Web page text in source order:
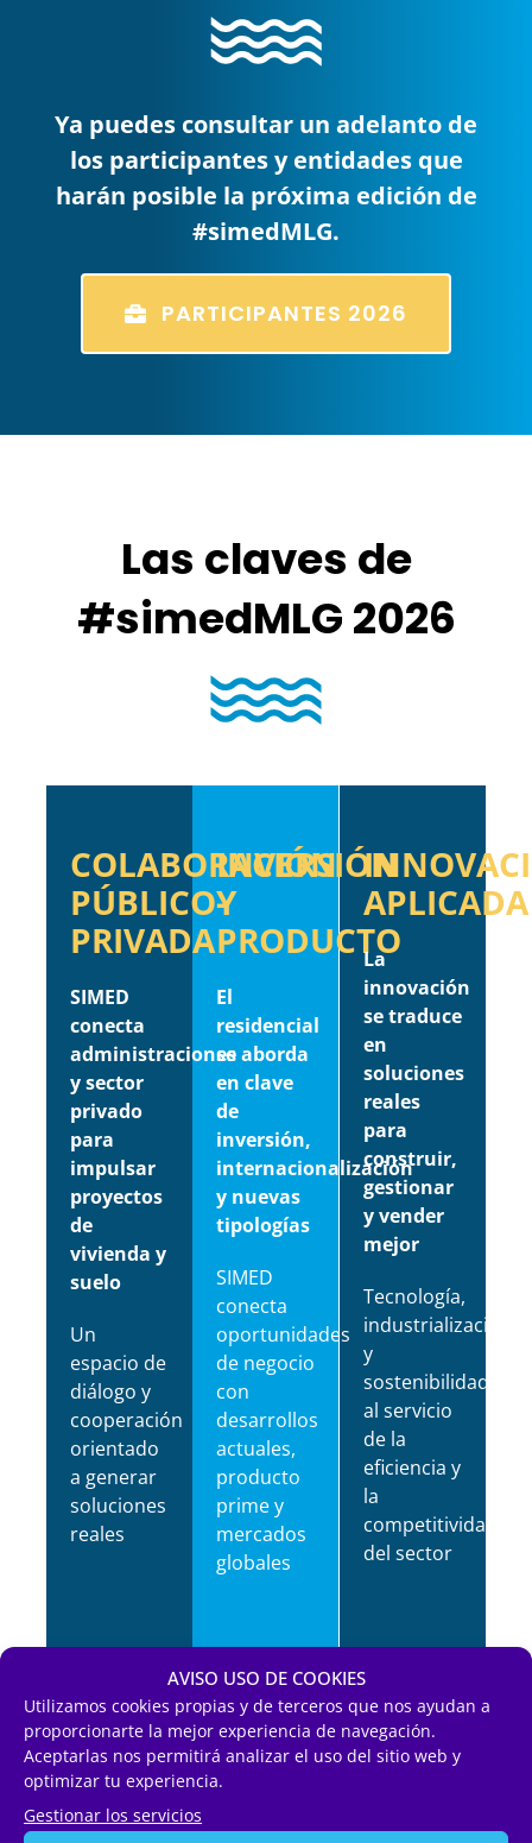
AVISO USO DE COOKIES
Utilizamos cookies propias y de terceros que nos ayudan a
proporcionarte la mejor experiencia de navegación.
Aceptarlas nos permitirá analizar el uso del sitio web y
optimizar tu experiencia.
Gestionar los servicios
Ya puedes consultar un adelanto de
los participantes y entidades que
harán posible la próxima edición de
#simedMLG.
PARTICIPANTES 2026
Las claves de
#simedMLG 2026
COLABORACIÓN
PÚBLICO-
PRIVADA
SIMED
conecta
administraciones
y sector
privado
para
impulsar
proyectos
de
vivienda y
suelo
Un
espacio de
diálogo y
cooperación
orientado
a generar
soluciones
reales
INVERSIÓN
Y
PRODUCTO
El
residencial
se aborda
en clave
de
inversión,
internacionalización
y nuevas
tipologías
SIMED
conecta
oportunidades
de negocio
con
desarrollos
actuales,
producto
prime y
mercados
globales
APLICADA
La
innovación
se traduce
en
soluciones
reales
para
construir,
gestionar
y vender
mejor
Tecnología,
industrialización
y
sostenibilidad
al servicio
de la
eficiencia y
la
competitividad
del sector
Contenidos y